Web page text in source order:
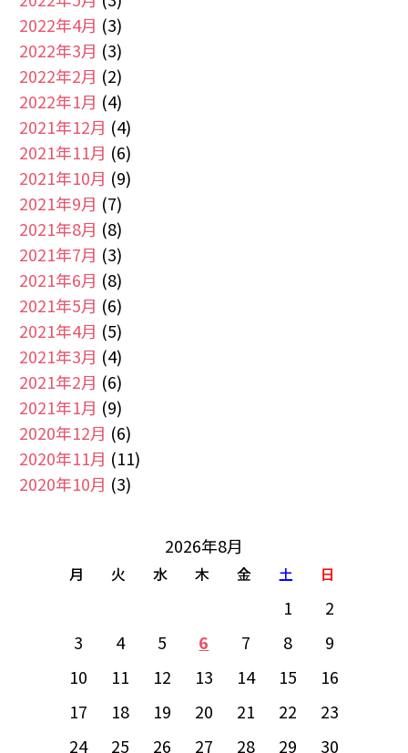
2022年4月 (3)
2022年3月 (3)
2022年2月 (2)
2022年1月 (4)
2021年12月 (4)
2021年11月 (6)
2021年10月 (9)
2021年9月 (7)
2021年8月 (8)
2021年7月 (3)
2021年6月 (8)
2021年5月 (6)
2021年4月 (5)
2021年3月 (4)
2021年2月 (6)
2021年1月 (9)
2020年12月 (6)
2020年11月 (11)
2020年10月 (3)
2026年8月
月 火 水 木 金 土 日
1
2
3
4 5 6 7 8
9
10
11 12 13 14 15
16
17
18 19 20 21 22
23
24
25 26 27 28 29
30